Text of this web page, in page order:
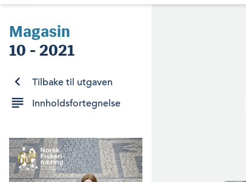
Magasin
10 - 2021
Tilbake til utgaven
Innholdsfortegnelse